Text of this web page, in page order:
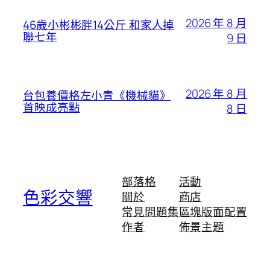
46歲小彬彬胖14公斤 和家人掉
聯七年
2026 年 8 月
9 日
台包養價格左小青《機械貓》
首映成亮點
2026 年 8 月
8 日
色彩交響
部落格
關於
常見問題集
作者
活動
商店
區塊版面配置
佈景主題